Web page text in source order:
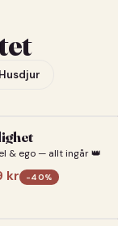
Husdjur
& ego — allt ingår 👑
kr -40%